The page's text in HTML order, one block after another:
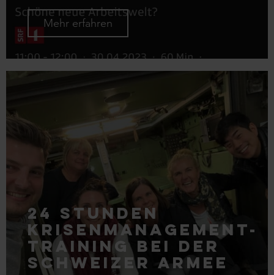
Mehr erfahren
24 Stunden
Krisenmanagement-
Training bei der
Schweizer Armee